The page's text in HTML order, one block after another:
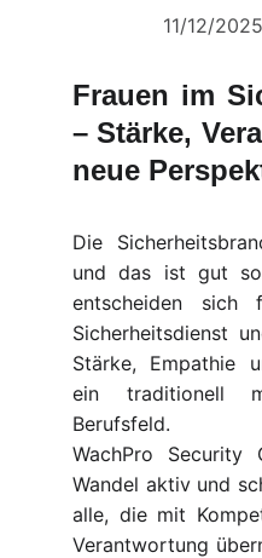
11/12/2025
Frauen im
– Stärke,
neue
Die
und das ist gut
entscheiden sich
Sicherheitsdienst
Stärke, Empathie
ein traditionell
Berufsfeld.
WachPro Security
Wandel aktiv und
alle, die mit
Verantwortung